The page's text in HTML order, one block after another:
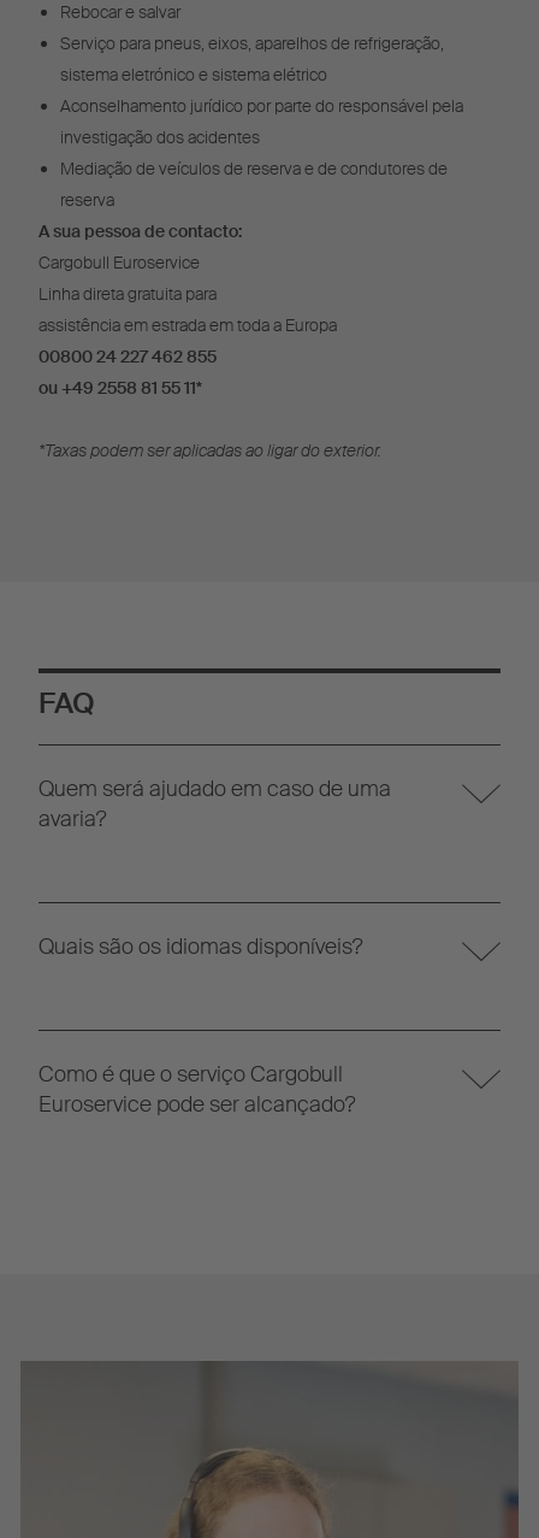
Rebocar e salvar
Serviço para pneus, eixos, aparelhos de refrigeração,
sistema eletrónico e sistema elétrico
Aconselhamento jurídico por parte do responsável pela
investigação dos acidentes
Mediação de veículos de reserva e de condutores de
reserva
A sua pessoa de contacto:
Cargobull Euroservice
Linha direta gratuita para
assistência em estrada em toda a Europa
00800 24 227 462 855
ou +49 2558 81 55 11*
*Taxas podem ser aplicadas ao ligar do exterior.
FAQ
Quem será ajudado em caso de uma
avaria?
Quais são os idiomas disponíveis?
Como é que o serviço Cargobull
Euroservice pode ser alcançado?